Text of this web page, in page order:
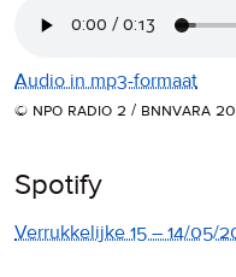
Audio in mp3-formaat
© npo radio 2 / bnnvara
Spotify
Verrukkelijke 15 – 14/05/